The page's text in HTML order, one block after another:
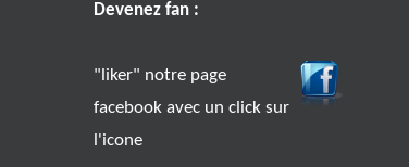
Devenez fan :
"liker" notre page
facebook avec un click sur
l'icone